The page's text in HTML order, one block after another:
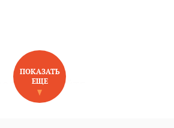
НОВОЕ НА САЙТЕ
ПОКАЗАТЬ
ЕЩЕ